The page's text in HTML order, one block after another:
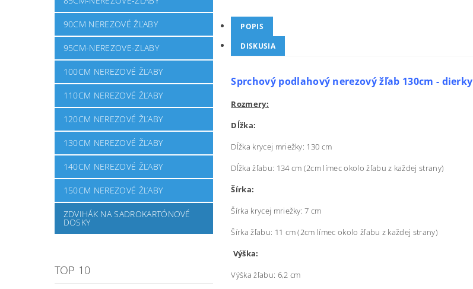
90CM NEREZOVÉ ŽĽABY
95CM-NEREZOVE-ZLABY
100CM NEREZOVÉ ŽĽABY
110CM NEREZOVÉ ŽĽABY
120CM NEREZOVÉ ŽĽABY
130CM NEREZOVÉ ŽĽABY
140CM NEREZOVÉ ŽĽABY
150CM NEREZOVÉ ŽĽABY
ZDVIHÁK NA SADROKARTÓNOVÉ
DOSKY
TOP 10
POPIS
DISKUSIA
Sprchový podlahový nerezový žľab 130cm - dierky
Rozmery:
Dĺžka:
Dĺžka krycej mriežky: 130 cm
Dĺžka žľabu: 134 cm (2cm límec okolo žľabu z každej strany)
Šírka:
Šírka krycej mriežky: 7 cm
Šírka žľabu: 11 cm (2cm límec okolo žľabu z každej strany)
Výška:
Výška žľabu: 6,2 cm